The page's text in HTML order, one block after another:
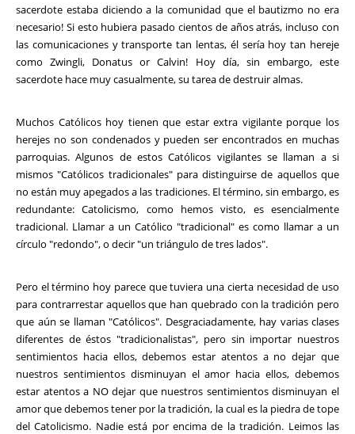
sacerdote estaba diciendo a la comunidad que el bautizmo no era
necesario! Si esto hubiera pasado cientos de años atrás, incluso con
las comunicaciones y transporte tan lentas, él sería hoy tan hereje
como Zwingli, Donatus or Calvin! Hoy día, sin embargo, este
sacerdote hace muy casualmente, su tarea de destruir almas.
Muchos Católicos hoy tienen que estar extra vigilante porque los
herejes no son condenados y pueden ser encontrados en muchas
parroquias. Algunos de estos Católicos vigilantes se llaman a si
mismos "Católicos tradicionales" para distinguirse de aquellos que
no están muy apegados a las tradiciones. El término, sin embargo, es
redundante: Catolicismo, como hemos visto, es esencialmente
tradicional. Llamar a un Católico "tradicional" es como llamar a un
círculo "redondo", o decir "un triángulo de tres lados".
Pero el término hoy parece que tuviera una cierta necesidad de uso
para contrarrestar aquellos que han quebrado con la tradición pero
que aún se llaman "Católicos". Desgraciadamente, hay varias clases
diferentes de éstos "tradicionalistas", pero sin importar nuestros
sentimientos hacia ellos, debemos estar atentos a no dejar que
nuestros sentimientos disminuyan el amor hacia ellos, debemos
estar atentos a NO dejar que nuestros sentimientos disminuyan el
amor que debemos tener por la tradición, la cual es la piedra de tope
del Catolicismo. Nadie está por encima de la tradición. Leimos las